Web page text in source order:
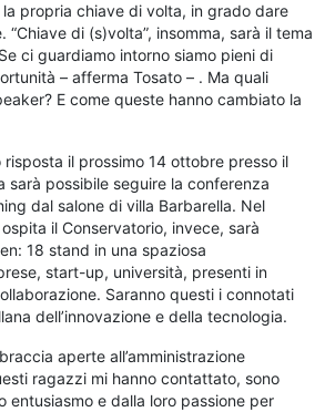
propria chiave di volta, in grado dare
“Chiave di (s)volta”, insomma, sarà il tema
ci guardiamo intorno siamo pieni di
– afferma Tosato – . Ma quali
E come queste hanno cambiato la
il prossimo 14 ottobre presso il
sarà possibile seguire la conferenza
dal salone di villa Barbarella. Nel
il Conservatorio, invece, sarà
18 stand in una spaziosa
start-up, università, presenti in
Saranno questi i connotati
dell’innovazione e della tecnologia.
aperte all’amministrazione
ragazzi mi hanno contattato, sono
entusiasmo e dalla loro passione per